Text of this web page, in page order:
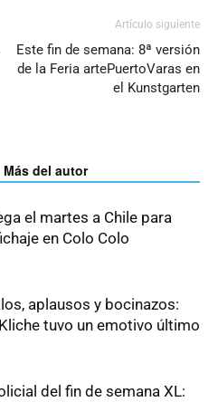
Artículo siguiente
Este fin de semana: 8ª versión
de la Feria artePuertoVaras en
el Kunstgarten
Más del autor
el martes a Chile para
en Colo Colo
aplausos y bocinazos:
tuvo un emotivo último
del fin de semana XL: